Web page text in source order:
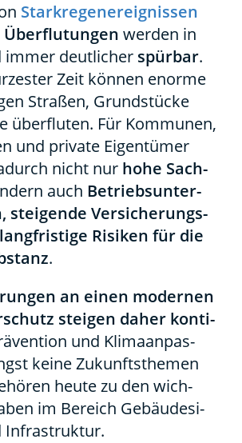
Stark­re­gen­er­eig­nis­sen
wer­den in
immer deut­li­cher spür­bar.
Zeit kön­nen enor­me
Stra­ßen, Grund­stü­cke
über­flu­ten. Für Kom­mu­nen,
und pri­va­te Eigen­tü­mer
nicht nur hohe Sach­
auch Betriebs­un­ter­
stei­gen­de Ver­si­che­rungs­
Risi­ken für die
.
an einen moder­nen
stei­gen daher kon­ti­
und Kli­ma­an­pas­
kei­ne Zukunfts­the­men
heu­te zu den wich­
im Bereich Gebäu­de­si­
Infra­struk­tur.